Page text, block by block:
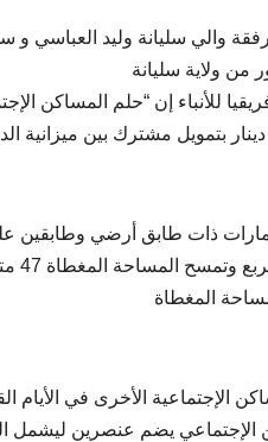
والي سليانة وليد العباسي و
للأنباء إن “حلم المساكن
أن
الإجتماعية الأخرى في الأيام
يضم عنصرين ليشمل